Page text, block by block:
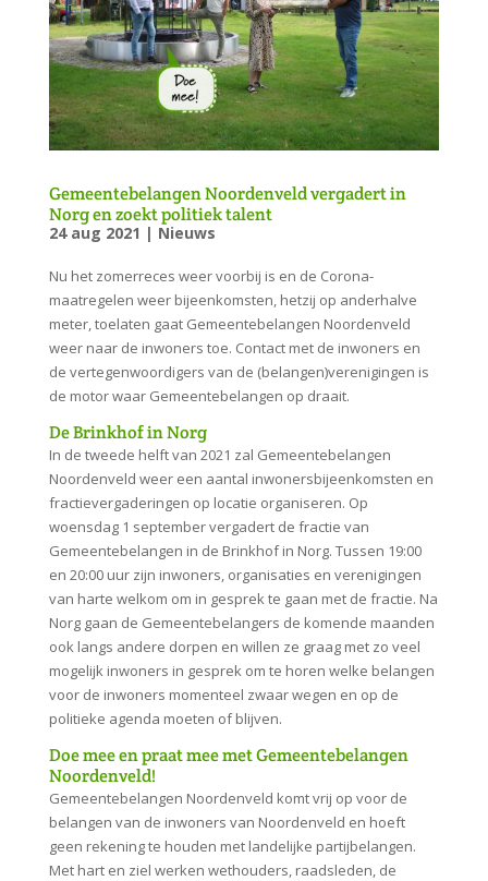
Gemeentebelangen Noordenveld vergadert in
Norg en zoekt politiek talent
24 aug 2021 | Nieuws
Nu het zomerreces weer voorbij is en de Corona-
maatregelen weer bijeenkomsten, hetzij op anderhalve
meter, toelaten gaat Gemeentebelangen Noordenveld
weer naar de inwoners toe. Contact met de inwoners en
de vertegenwoordigers van de (belangen)verenigingen is
de motor waar Gemeentebelangen op draait.
De Brinkhof in Norg
In de tweede helft van 2021 zal Gemeentebelangen
Noordenveld weer een aantal inwonersbijeenkomsten en
fractievergaderingen op locatie organiseren. Op
woensdag 1 september vergadert de fractie van
Gemeentebelangen in de Brinkhof in Norg. Tussen 19:00
en 20:00 uur zijn inwoners, organisaties en verenigingen
van harte welkom om in gesprek te gaan met de fractie. Na
Norg gaan de Gemeentebelangers de komende maanden
ook langs andere dorpen en willen ze graag met zo veel
mogelijk inwoners in gesprek om te horen welke belangen
voor de inwoners momenteel zwaar wegen en op de
politieke agenda moeten of blijven.
Doe mee en praat mee met Gemeentebelangen
Noordenveld!
Gemeentebelangen Noordenveld komt vrij op voor de
belangen van de inwoners van Noordenveld en hoeft
geen rekening te houden met landelijke partijbelangen.
Met hart en ziel werken wethouders, raadsleden, de